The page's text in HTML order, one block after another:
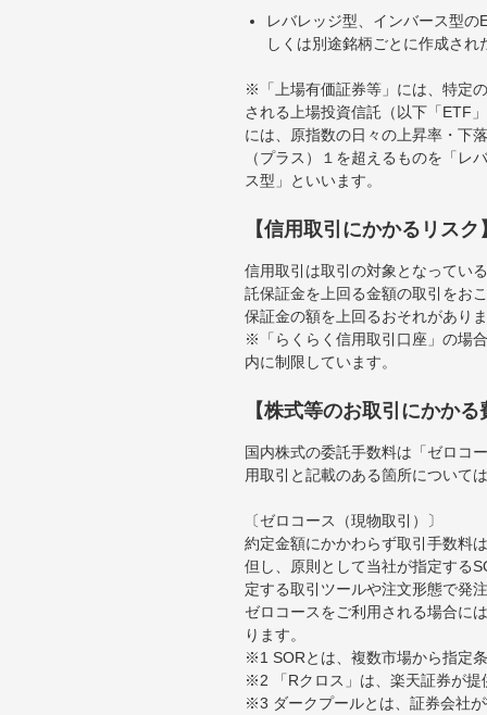
レバレッジ型、インバース型
しくは別途銘柄ごとに作成さ
※「上場有価証券等」には、特定
される上場投資信託（以下「ETF
には、原指数の日々の上昇率・下
（プラス）１を超えるものを「
ス型」といいます。
【信用取引にかかるリスク
信用取引は取引の対象となってい
託保証金を上回る金額の取引をお
保証金の額を上回るおそれがあり
※「らくらく信用取引口座」の場
内に制限しています。
【株式等のお取引にかかる
国内株式の委託手数料は「ゼロコ
用取引と記載のある箇所について
〔ゼロコース（現物取引）〕
約定金額にかかわらず取引手数料
但し、原則として当社が指定する
定する取引ツールや注文形態で発
ゼロコースをご利用される場合に
ります。
※1 SORとは、複数市場から指定
※2 「Rクロス」は、楽天証券が
※3 ダークプールとは、証券会社